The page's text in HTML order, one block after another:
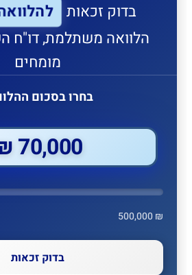
בדוק זכאות
הלוואה משתלמת, דו"ח
מומחים
בחרו בסכום
70,000 ₪
500,000 ₪
בדוק זכאות